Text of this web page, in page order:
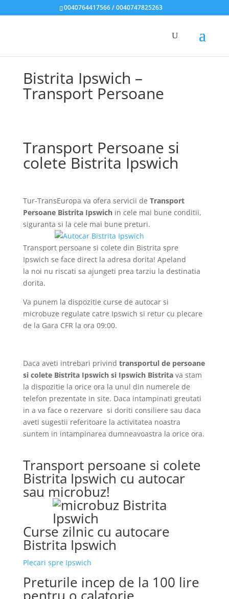
0040764417566 / 0040747825263
Bistrita Ipswich –
Transport Persoane
Transport Persoane si
colete Bistrita Ipswich
Tur-TransEuropa va ofera servicii de Transport
Persoane Bistrita Ipswichin cele mai bune conditii,
siguranta si la cele mai bune preturi.
Transport persoane si colete din Bistrita spre
Ipswich se face direct la adresa dorita! Apeland
la noi nu riscati sa ajungeti prea tarziu la destinatia
dorita.
Va punem la dispozitie curse de autocar si
microbuze regulate catre Ipswich si retur cu plecare
de la Gara CFR la ora 09:00.
Daca aveti intrebari privind transportul de persoane
si colete Bistrita Ipswich si Ipswich Bistrita va stam
la dispozitie la orice ora la unul din numerele de
telefon prezentate in site. Daca intampinati greutati
in a va face o rezervare si doriti consiliere sau daca
aveti sugestii referitoare la activitatea noastra
suntem in intampinarea dumneavoastra la orice ora.
Transport persoane si colete
Bistrita Ipswich cu autocar
sau microbuz!
Curse zilnic cu autocare
Bistrita Ipswich
Plecari spre Ipswich
Preturile incep de la 100 lire